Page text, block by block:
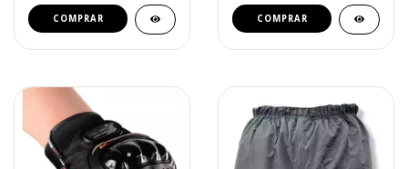
COMPRAR COMPRAR